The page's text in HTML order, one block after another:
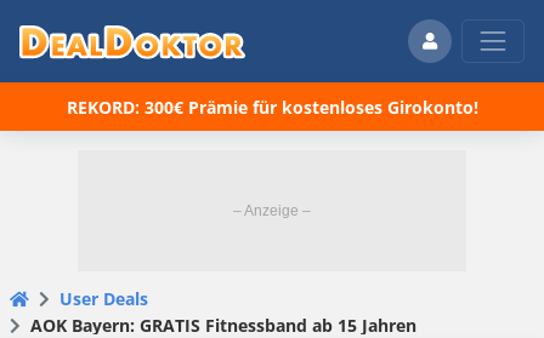
REKORD: 300€ Prämie für kostenloses Girokonto!
User Deals
AOK Bayern: GRATIS Fitnessband ab 15 Jahren